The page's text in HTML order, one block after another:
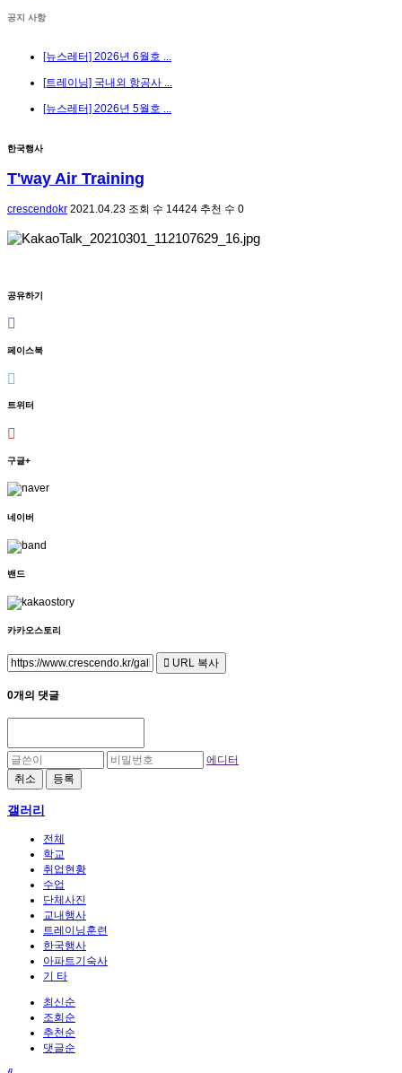
공지 사항
[뉴스레터] 2026년 6월호 ...
[트레이닝] 국내외 항공사 ...
[뉴스레터] 2026년 5월호 ...
한국행사
T'way Air Training
crescendokr 2021.04.23 조회 수 14424 추천 수 0
공유하기
페이스북
트위터
구글+
네이버
밴드
카카오스토리
URL 복사
0개의 댓글
에디터
취소
등록
갤러리
전체
학교
취업현황
수업
단체사진
교내행사
트레이닝훈련
한국행사
아파트기숙사
기 타
최신순
조회순
추천순
댓글순